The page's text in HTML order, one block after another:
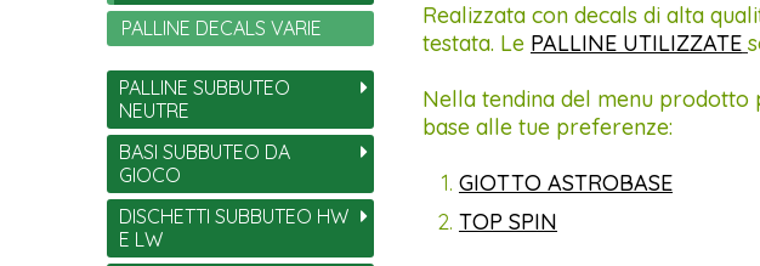
Realizzata con decals di alta
testata. Le PALLINE UTILIZZATE
Nella tendina del menu
base alle tue preferenze:
GIOTTO ASTROBASE
TOP SPIN
PALLINE DECALS VARIE
PALLINE SUBBUTEO
NEUTRE
BASI SUBBUTEO DA
GIOCO
DISCHETTI SUBBUTEO HW
E LW